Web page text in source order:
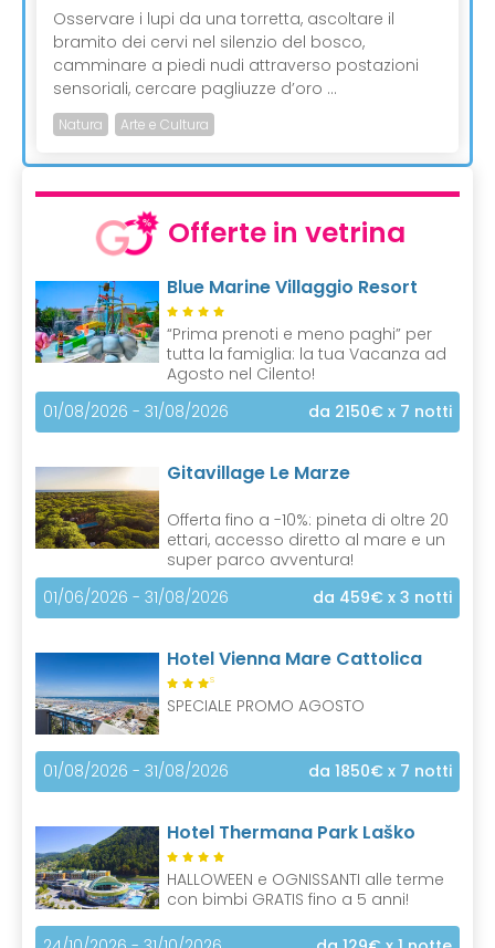
Osservare i lupi da una torretta, ascoltare il
bramito dei cervi nel silenzio del bosco,
camminare a piedi nudi attraverso postazioni
sensoriali, cercare pagliuzze d’oro ...
Natura Arte e Cultura
Offerte in vetrina
Blue Marine Villaggio Resort
“Prima prenoti e meno paghi” per
tutta la famiglia: la tua Vacanza ad
Agosto nel Cilento!
01/08/2026 - 31/08/2026
da 2150€ x 7 notti
Gitavillage Le Marze
Offerta fino a -10%: pineta di oltre 20
ettari, accesso diretto al mare e un
super parco avventura!
01/06/2026 - 31/08/2026
da 459€ x 3 notti
Hotel Vienna Mare Cattolica
S
SPECIALE PROMO AGOSTO
01/08/2026 - 31/08/2026 da 1850€ x 7 notti
Hotel Thermana Park Laško
HALLOWEEN e OGNISSANTI alle terme
con bimbi GRATIS fino a 5 anni!